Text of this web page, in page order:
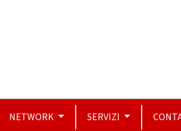
NETWORK SERVIZI